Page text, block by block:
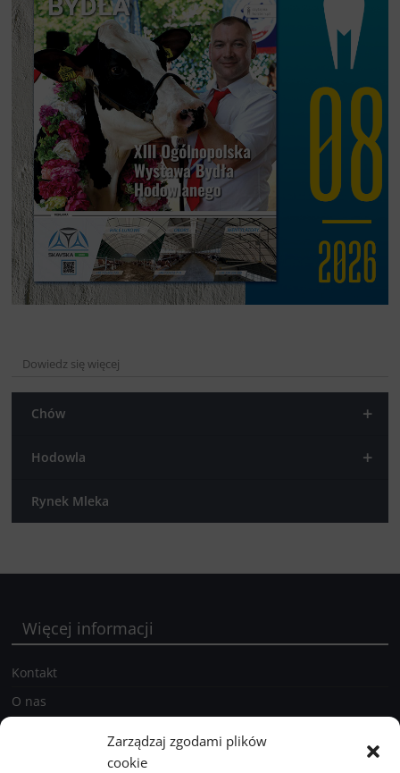
Zarządzaj zgodami plików
cookie
Dowiedz się więcej
+
Chów
+
Hodowla
Rynek Mleka
Więcej informacji
Kontakt
O nas
Polityka prywatności holstein.pl